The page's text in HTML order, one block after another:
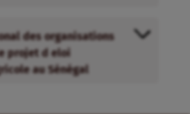
des organisations
projet d eloi
au Sénégal